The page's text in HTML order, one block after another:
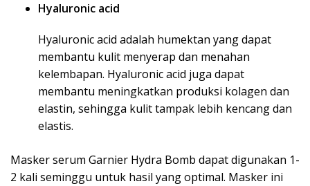
Hyaluronic acid
Hyaluronic acid adalah humektan yang dapat
membantu kulit menyerap dan menahan
kelembapan. Hyaluronic acid juga dapat
membantu meningkatkan produksi kolagen dan
elastin, sehingga kulit tampak lebih kencang dan
elastis.
Masker serum Garnier Hydra Bomb dapat digunakan 1-
2 kali seminggu untuk hasil yang optimal. Masker ini